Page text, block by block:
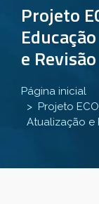
Projeto
e
Página inicial
Projeto
Atualização e